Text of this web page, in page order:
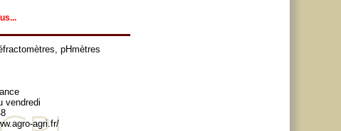
, pHmètres
vendredi
agri.fr/